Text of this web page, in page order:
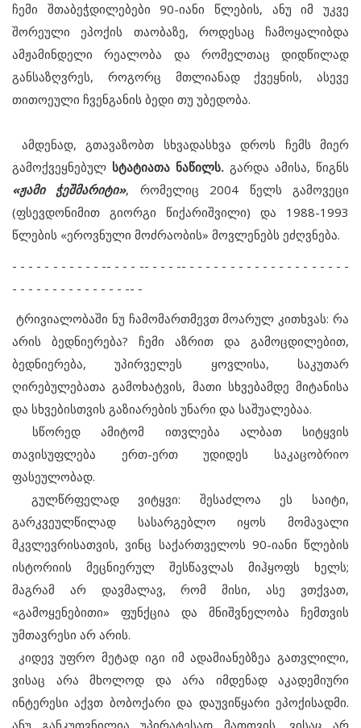
ჩემი შთაბეჭდილებები 90-იანი წლების, ანუ იმ უკვე
შორეული ეპოქის თაობაზე, როდესაც ჩამოყალიბდა
ამჟამინდელი რეალობა და რომელთაც დიდწილად
განსაზღვრეს, როგორც მთლიანად ქვეყნის, ასევე
თითოეული ჩვენგანის ბედი თუ უბედობა.
ამდენად, გთავაზობთ სხვადასხვა დროს ჩემს მიერ
გამოქვეყნებულ სტატიათა ნაწილს. გარდა ამისა, წიგნს
«ჟამი ჭეშმარიტი», რომელიც 2004 წელს გამოვეცი
(ფსევდონიმით გიორგი წიქარიშვილი) და 1988-1993
წლების «ეროვნული მოძრაობის» მოვლენებს ეძღვნება.
- - - - - - - - - - - -- - - - -- - - - -- - - - - - - - - - - - - - - - - - - - -
- - - - - - - - - - - - - - -- -
ტრივიალობაში ნუ ჩამომართმევთ მოარულ კითხვას: რა
არის ბედნიერება? ჩემი აზრით და გამოცდილებით,
ბედნიერება, უპირველეს ყოვლისა, საკუთარ
ღირებულებათა გამოხატვის, მათი სხვებამდე მიტანისა
და სხვებისთვის გაზიარების უნარი და საშუალებაა.
სწორედ ამიტომ ითვლება ალბათ სიტყვის
თავისუფლება ერთ-ერთ უდიდეს საკაცობრიო
ფასეულობად.
გულწრფელად ვიტყვი: შესაძლოა ეს საიტი,
გარკვეულწილად სასარგებლო იყოს მომავალი
მკვლევრისათვის, ვინც საქართველოს 90-იანი წლების
ისტორიის მეცნიერულ შესწავლას მიჰყოფს ხელს;
მაგრამ არ დავმალავ, რომ მისი, ასე ვთქვათ,
«გამოყენებითი» ფუნქცია და მნიშვნელობა ჩემთვის
უმთავრესი არ არის.
კიდევ უფრო მეტად იგი იმ ადამიანებზეა გათვლილი,
ვისაც არა მხოლოდ და არა იმდენად აკადემიური
ინტერესი აქვთ ბობოქარი და დაუვიწყარი ეპოქისადმი.